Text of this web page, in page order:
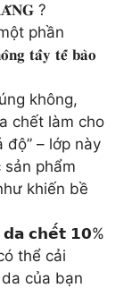
?
phần
𝐭𝐚̂̉𝐲 𝐭𝐞̂́ 𝐛𝐚̀𝐨
không,
chết làm cho
độ” – lớp này
phẩm
khiến bề
𝗰𝗵𝗲̂́𝘁 𝟭𝟬%
thể cải
của bạn